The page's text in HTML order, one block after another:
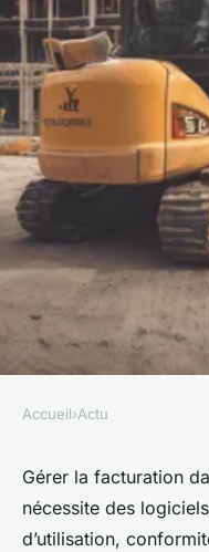
Top
pour le
Accueil›Actu
Gérer la facturation
nécessite des
d’utilisation,